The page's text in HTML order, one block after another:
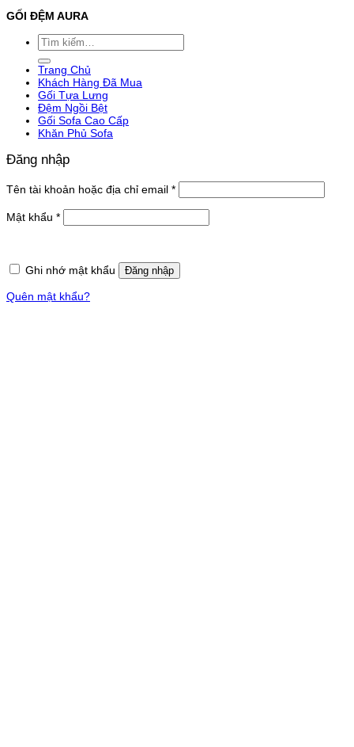
GỐI ĐỆM AURA
Tìm
kiếm:
Trang Chủ
Khách Hàng Đã Mua
Gối Tựa Lưng
Đệm Ngồi Bệt
Gối Sofa Cao Cấp
Khăn Phủ Sofa
Đăng nhập
Tên tài khoản hoặc địa chỉ email *Bắt
buộc
Mật khẩu *Bắt
buộc
Ghi nhớ mật khẩu Đăng nhập
Quên mật khẩu?